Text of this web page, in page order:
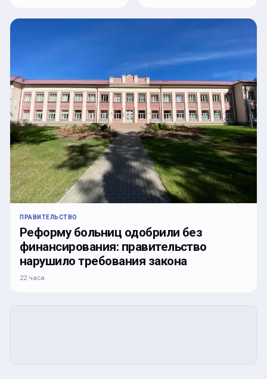
ПРАВИТЕЛЬСТВО
Реформу больниц одобрили без
финансирования: правительство
нарушило требования закона
22 часа